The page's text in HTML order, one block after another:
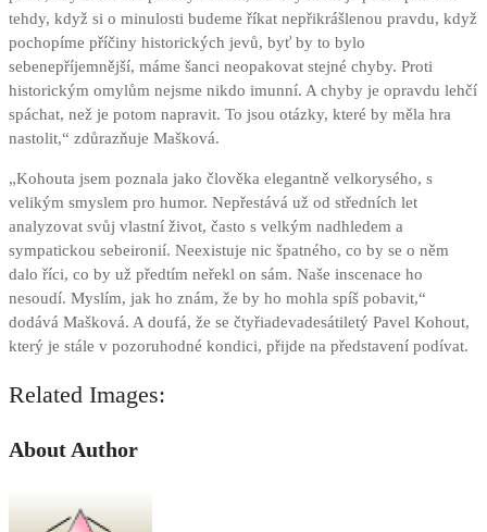
tehdy, když si o minulosti budeme říkat nepřikrášlenou pravdu, když
pochopíme příčiny historických jevů, byť by to bylo
sebenepříjemnější, máme šanci neopakovat stejné chyby. Proti
historickým omylům nejsme nikdo imunní. A chyby je opravdu lehčí
spáchat, než je potom napravit. To jsou otázky, které by měla hra
nastolit,“ zdůrazňuje Mašková.
„Kohouta jsem poznala jako člověka elegantně velkorysého, s
velikým smyslem pro humor. Nepřestává už od středních let
analyzovat svůj vlastní život, často s velkým nadhledem a
sympatickou sebeironií. Neexistuje nic špatného, co by se o něm
dalo říci, co by už předtím neřekl on sám. Naše inscenace ho
nesoudí. Myslím, jak ho znám, že by ho mohla spíš pobavit,“
dodává Mašková. A doufá, že se čtyřiadevadesátiletý Pavel Kohout,
který je stále v pozoruhodné kondici, přijde na představení podívat.
Related Images:
About Author